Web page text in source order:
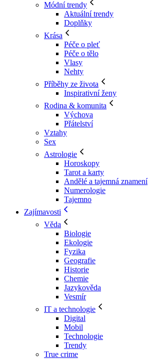
Módní trendy
Aktuální trendy
Doplňky
Krása
Péče o pleť
Péče o tělo
Vlasy
Nehty
Příběhy ze života
Inspirativní ženy
Rodina & komunita
Výchova
Přátelství
Vztahy
Sex
Astrologie
Horoskopy
Tarot a karty
Andělé a tajemná znamení
Numerologie
Tajemno
Zajímavosti
Věda
Biologie
Ekologie
Fyzika
Geografie
Historie
Chemie
Jazykověda
Vesmír
IT a technologie
Digital
Mobil
Technologie
Trendy
True crime